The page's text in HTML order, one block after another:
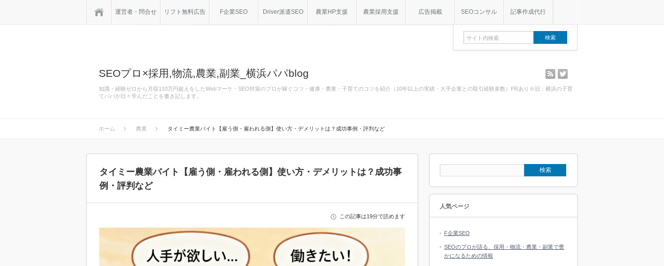
運営者・問合せ リフト無料広告 F企業SEO Driver派遣SEO 農業HP支援 農業採用支援 広告掲載 SEOコンサル 記事作成代行
SEOプロ×採用,物流,農業,副業_横浜パパblog
知識・経験ゼロから月収110万円超えをしたWebマーケ・SEO対策のプロが稼ぐコツ・健康・農業・子育てのコツを紹介（10年以上の実績・大手企業との取引経験多数）PRあり※旧：横浜の子育
てパパが日々学んだことを書き記します。
rss
ホーム 農業 タイミー農業バイト【雇う側・雇われる側】使い方・デメリットは？成功事例・評判など
タイミー農業バイト【雇う側・雇われる側】使い方・デメリットは？成功事
例・評判など
この記事は19分で読めます
人気ページ
F企業SEO
SEOのプロが語る、採用・物流・農業・副業で豊
かになるための情報